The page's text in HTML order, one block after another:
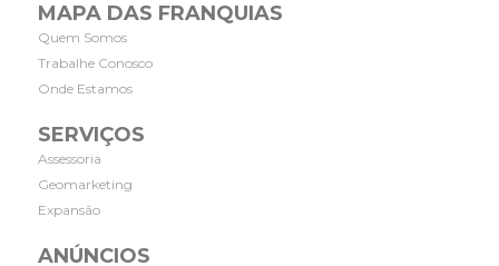
MAPA DAS FRANQUIAS
Quem Somos
Trabalhe Conosco
Onde Estamos
SERVIÇOS
Assessoria
Geomarketing
Expansão
ANÚNCIOS